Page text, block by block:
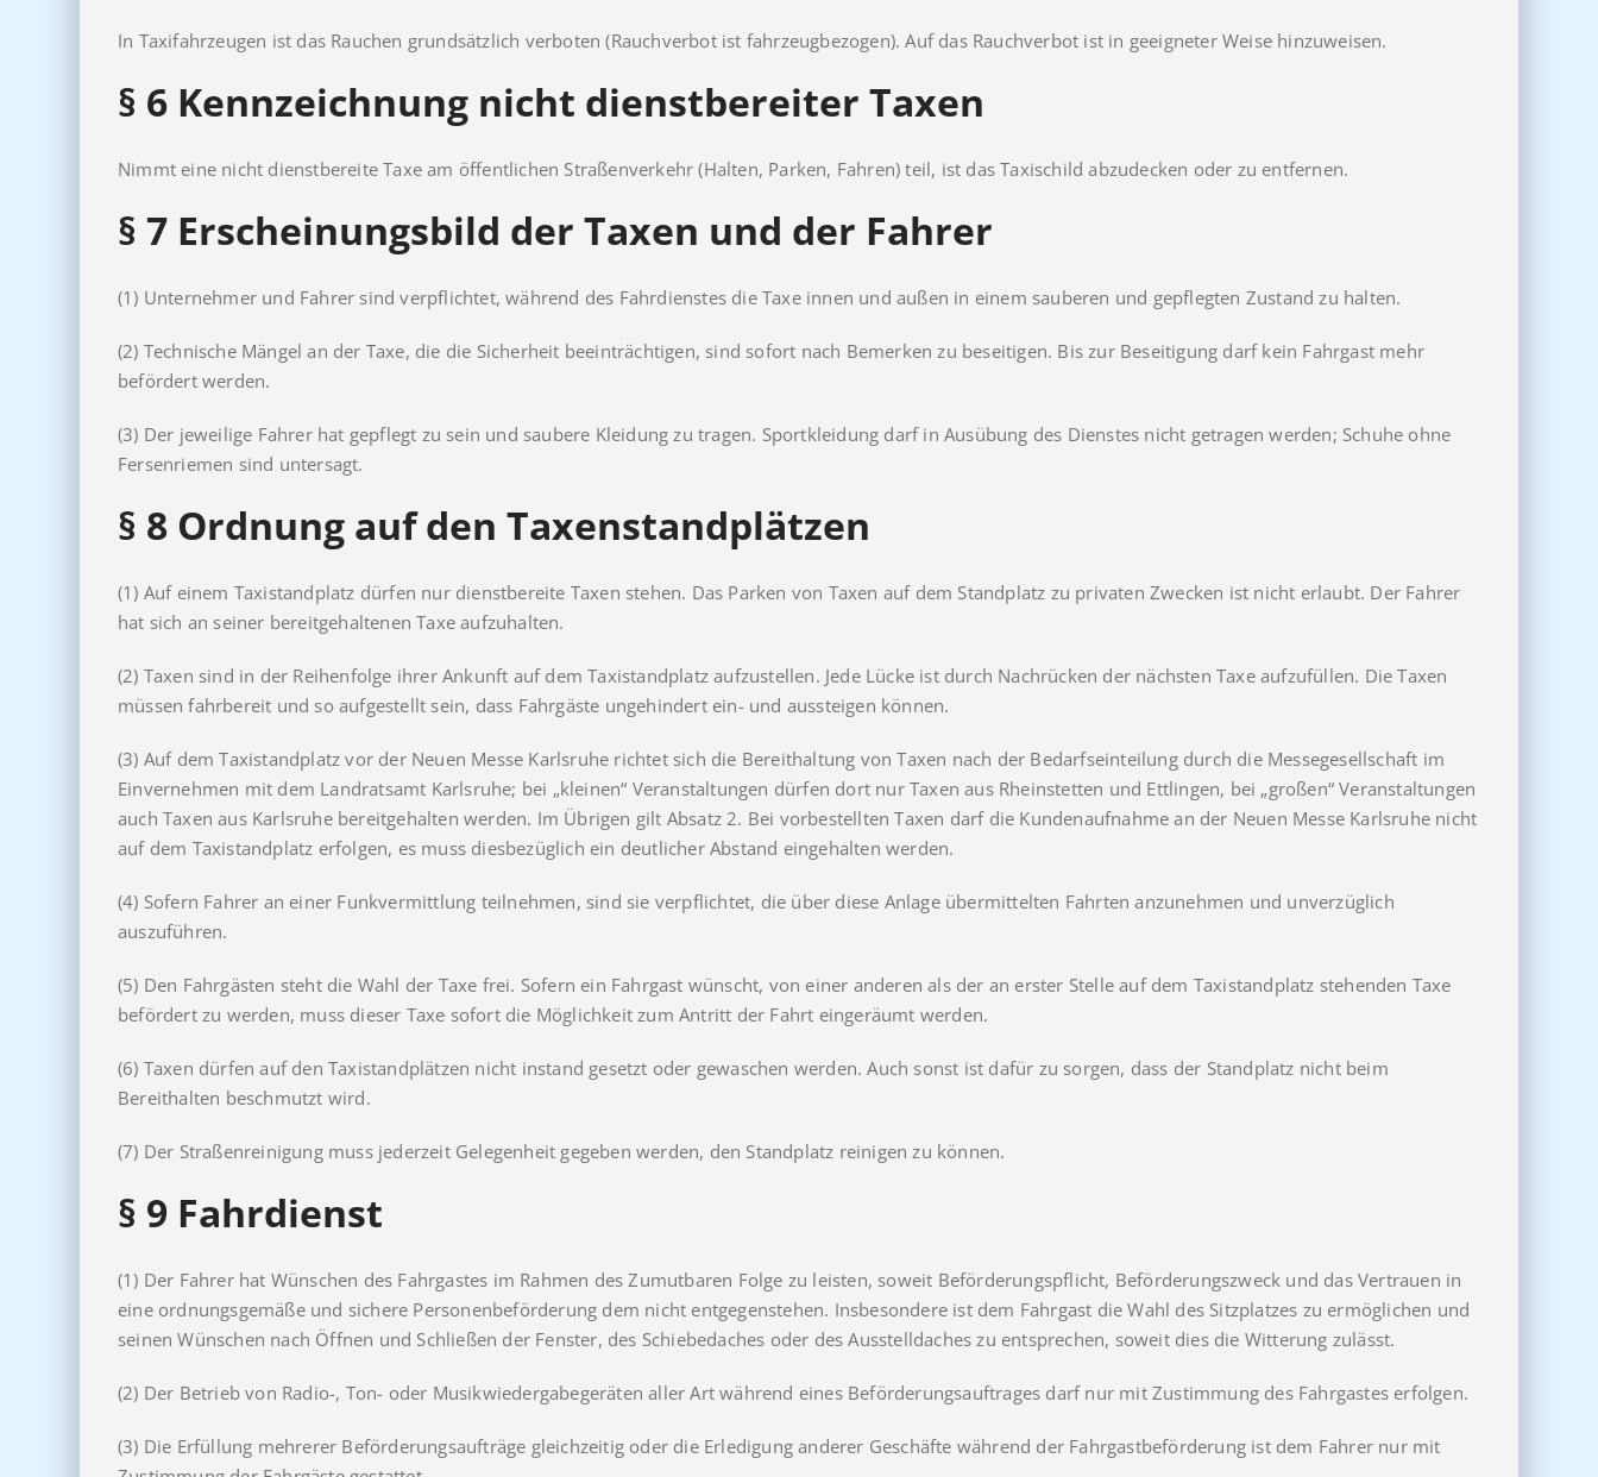
In Taxifahrzeugen ist das Rauchen grundsätzlich verboten (Rauchverbot ist fahrzeugbezogen). Auf das Rauchverbot ist in geeigneter Weise hinzuweisen.
§ 6 Kennzeichnung nicht dienstbereiter Taxen
Nimmt eine nicht dienstbereite Taxe am öffentlichen Straßenverkehr (Halten, Parken, Fahren) teil, ist das Taxischild abzudecken oder zu entfernen.
§ 7 Erscheinungsbild der Taxen und der Fahrer
(1) Unternehmer und Fahrer sind verpflichtet, während des Fahrdienstes die Taxe innen und außen in einem sauberen und gepflegten Zustand zu halten.
(2) Technische Mängel an der Taxe, die die Sicherheit beeinträchtigen, sind sofort nach Bemerken zu beseitigen. Bis zur Beseitigung darf kein Fahrgast mehr
befördert werden.
(3) Der jeweilige Fahrer hat gepflegt zu sein und saubere Kleidung zu tragen. Sportkleidung darf in Ausübung des Dienstes nicht getragen werden; Schuhe ohne
Fersenriemen sind untersagt.
§ 8 Ordnung auf den Taxenstandplätzen
(1) Auf einem Taxistandplatz dürfen nur dienstbereite Taxen stehen. Das Parken von Taxen auf dem Standplatz zu privaten Zwecken ist nicht erlaubt. Der Fahrer
hat sich an seiner bereitgehaltenen Taxe aufzuhalten.
(2) Taxen sind in der Reihenfolge ihrer Ankunft auf dem Taxistandplatz aufzustellen. Jede Lücke ist durch Nachrücken der nächsten Taxe aufzufüllen. Die Taxen
müssen fahrbereit und so aufgestellt sein, dass Fahrgäste ungehindert ein- und aussteigen können.
(3) Auf dem Taxistandplatz vor der Neuen Messe Karlsruhe richtet sich die Bereithaltung von Taxen nach der Bedarfseinteilung durch die Messegesellschaft im
Einvernehmen mit dem Landratsamt Karlsruhe; bei „kleinen“ Veranstaltungen dürfen dort nur Taxen aus Rheinstetten und Ettlingen, bei „großen“ Veranstaltungen
auch Taxen aus Karlsruhe bereitgehalten werden. Im Übrigen gilt Absatz 2. Bei vorbestellten Taxen darf die Kundenaufnahme an der Neuen Messe Karlsruhe nicht
auf dem Taxistandplatz erfolgen, es muss diesbezüglich ein deutlicher Abstand eingehalten werden.
(4) Sofern Fahrer an einer Funkvermittlung teilnehmen, sind sie verpflichtet, die über diese Anlage übermittelten Fahrten anzunehmen und unverzüglich
auszuführen.
(5) Den Fahrgästen steht die Wahl der Taxe frei. Sofern ein Fahrgast wünscht, von einer anderen als der an erster Stelle auf dem Taxistandplatz stehenden Taxe
befördert zu werden, muss dieser Taxe sofort die Möglichkeit zum Antritt der Fahrt eingeräumt werden.
(6) Taxen dürfen auf den Taxistandplätzen nicht instand gesetzt oder gewaschen werden. Auch sonst ist dafür zu sorgen, dass der Standplatz nicht beim
Bereithalten beschmutzt wird.
(7) Der Straßenreinigung muss jederzeit Gelegenheit gegeben werden, den Standplatz reinigen zu können.
§ 9 Fahrdienst
(1) Der Fahrer hat Wünschen des Fahrgastes im Rahmen des Zumutbaren Folge zu leisten, soweit Beförderungspflicht, Beförderungszweck und das Vertrauen in
eine ordnungsgemäße und sichere Personenbeförderung dem nicht entgegenstehen. Insbesondere ist dem Fahrgast die Wahl des Sitzplatzes zu ermöglichen und
seinen Wünschen nach Öffnen und Schließen der Fenster, des Schiebedaches oder des Ausstelldaches zu entsprechen, soweit dies die Witterung zulässt.
(2) Der Betrieb von Radio-, Ton- oder Musikwiedergabegeräten aller Art während eines Beförderungsauftrages darf nur mit Zustimmung des Fahrgastes erfolgen.
(3) Die Erfüllung mehrerer Beförderungsaufträge gleichzeitig oder die Erledigung anderer Geschäfte während der Fahrgastbeförderung ist dem Fahrer nur mit